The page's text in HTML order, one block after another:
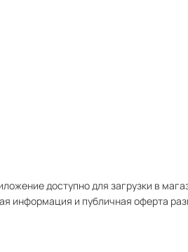
доступно для загрузки в
информация и публичная оферта